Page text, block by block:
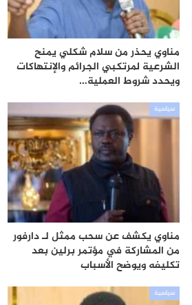
مناوي يحذر من سلام شكلي يمنح
الشرعية لمرتكبي الجرائم والإنتهاكات
ويحدد شروط العملية…
سياسية
مناوي يكشف عن سحب ممثل لـ دارفور
من المشاركة في مؤتمر برلين بعد
تكليفه ويوضح الأسباب
سياسية